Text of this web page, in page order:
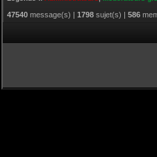
47540 message(s) | 1798 sujet(s) | 586